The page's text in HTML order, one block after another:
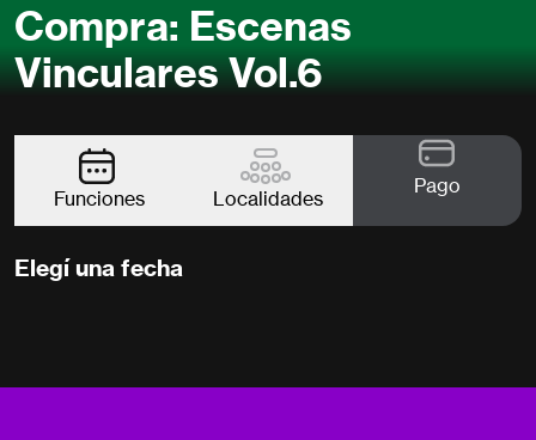
Compra: Escenas
Vinculares Vol.6
Funciones Localidades
Pago
Elegí una fecha